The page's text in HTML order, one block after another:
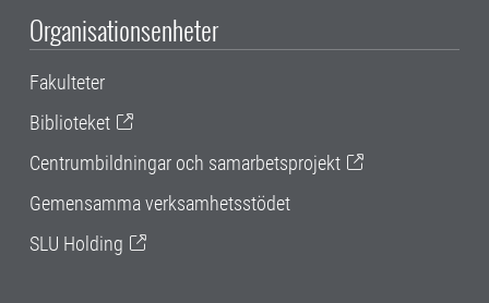
Organisationsenheter
Fakulteter
Biblioteket
Centrumbildningar och samarbetsprojekt
Gemensamma verksamhetsstödet
SLU Holding